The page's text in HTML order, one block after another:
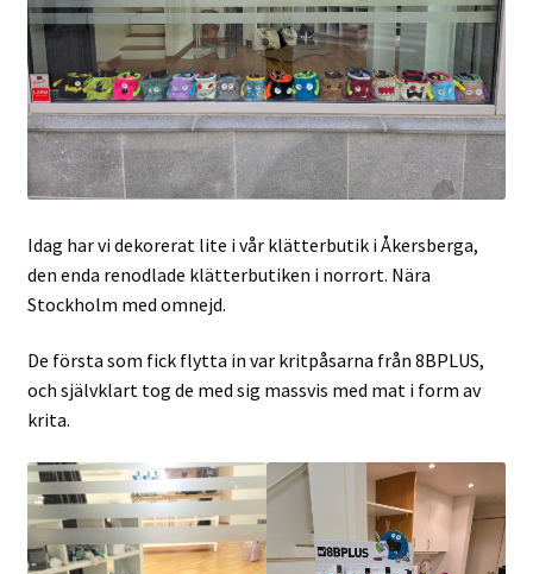
Idag har vi dekorerat lite i vår klätterbutik i Åkersberga,
den enda renodlade klätterbutiken i norrort. Nära
Stockholm med omnejd.
De första som fick flytta in var kritpåsarna från 8BPLUS,
och självklart tog de med sig massvis med mat i form av
krita.